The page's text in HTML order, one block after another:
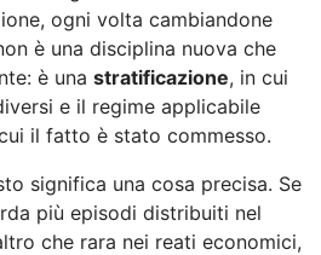
ogni volta cambiandone
è una disciplina nuova che
è una stratificazione, in cui
e il regime applicabile
il fatto è stato commesso.
significa una cosa precisa. Se
più episodi distribuiti nel
che rara nei reati economici,